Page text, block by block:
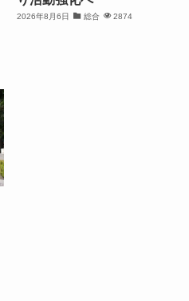
2026年8月6日 総合 2874